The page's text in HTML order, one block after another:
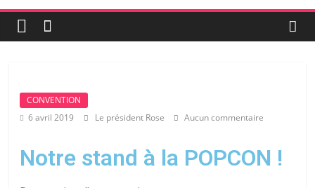
CONVENTION
6 avril 2019
Le président Rose Aucun commentaire
Notre stand à la POPCON !